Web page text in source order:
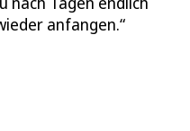
anfangen.“